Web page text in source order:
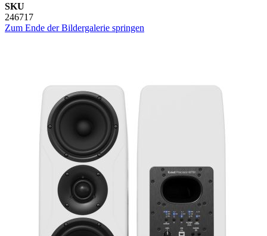
SKU
246717
Zum Ende der Bildergalerie springen